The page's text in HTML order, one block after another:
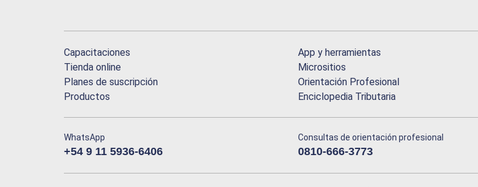
Capacitaciones
Tienda online
Planes de suscripción
Productos
App y herramientas
Micrositios
Orientación Profesional
Enciclopedia Tributaria
WhatsApp
+54 9 11 5936-6406
Consultas de orientación profesional
0810-666-3773